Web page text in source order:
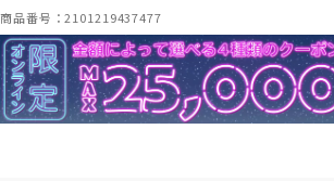
商品番号：2101219437477